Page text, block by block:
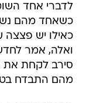
לדברי אחד
כשאחד מהם
כאילו יש
ואלה, אמר
סירב לקחת את
מהם התבדח